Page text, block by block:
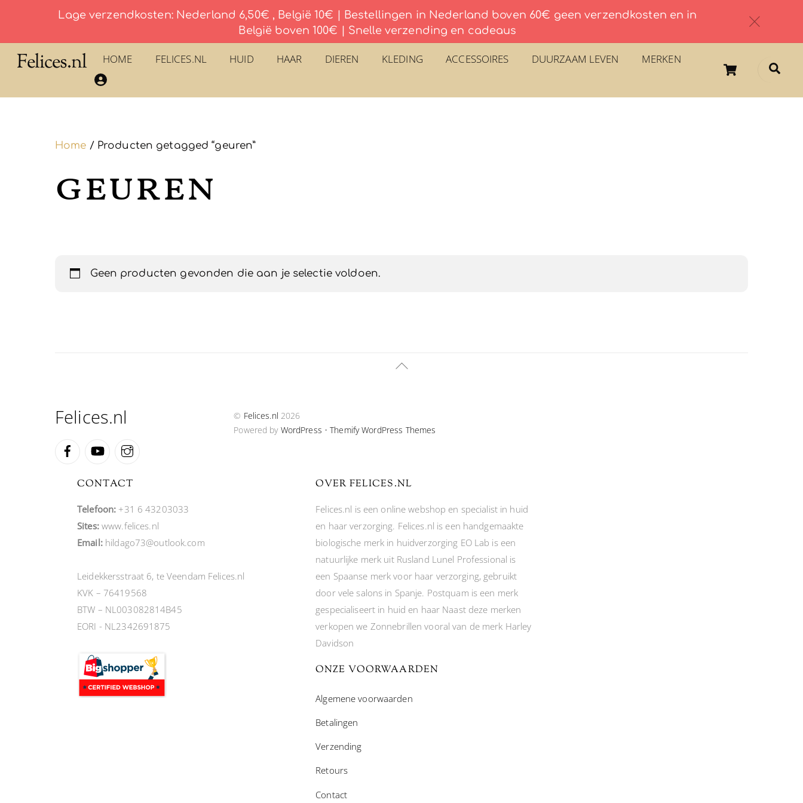
Lage verzendkosten: Nederland 6,50€ , België 10€ | Bestellingen in Nederland boven 60€ geen verzendkosten en in
België boven 100€ | Snelle verzending en cadeaus
c
Felices.nl Cart
HOME FELICES.NL HUID HAAR DIEREN KLEDING ACCESSOIRES DUURZAAM LEVEN MERKEN
Home / Producten getagged “geuren”
geuren
Geen producten gevonden die aan je selectie voldoen.
Back
Felices.nl
FacebookYouTube
© Felices.nl 2026
Powered by WordPress •Themify WordPress Themes
CONTACT
Telefoon: +31 6 43203033
Sites:www.felices.nl
Email:hildago73@outlook.com
Leidekkersstraat 6, te Veendam Felices.nl
KVK – 76419568
BTW – NL003082814B45
EORI - NL2342691875
OVER FELICES.NL
Felices.nl is een online webshop en specialist in huid
en haar verzorging. Felices.nl is een handgemaakte
biologische merk in huidverzorging EO Lab is een
natuurlijke merk uit Rusland Lunel Professional is
een Spaanse merk voor haar verzorging, gebruikt
door vele salons in Spanje. Postquam is een merk
gespecialiseert in huid en haar Naast deze merken
verkopen we Zonnebrillen vooral van de merk Harley
Davidson
ONZE VOORWAARDEN
Algemene voorwaarden
Betalingen
Verzending
Retours
Contact